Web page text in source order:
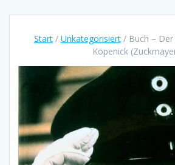
Start/ Unkategorisiert/ Buch – Der
Köpenick